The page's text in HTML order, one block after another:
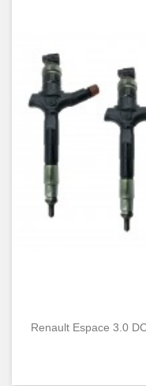
Renault Espace 3.0